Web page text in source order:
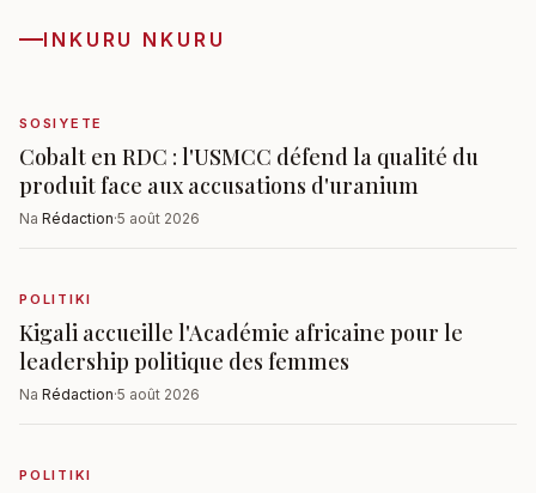
INKURU NKURU
SOSIYETE
Cobalt en RDC : l'USMCC défend la qualité du
produit face aux accusations d'uranium
Na Rédaction·5 août 2026
POLITIKI
Kigali accueille l'Académie africaine pour le
leadership politique des femmes
Na Rédaction·5 août 2026
POLITIKI